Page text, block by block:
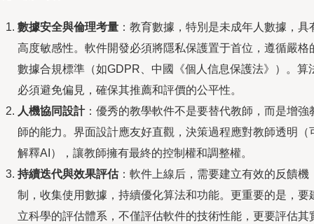
數據安全與倫理考量 ：教育數據，特別是未成年人數據，具
高度敏感性。軟件開發必須將隱私保護置于首位，遵循嚴格
數據合規標準（如GDPR、中國《個人信息保護法》）。算
必須避免偏見，確保其推薦和評價的公平性。
人機協同設計：優秀的教學軟件不是要替代教師，而是增強
師的能力。界面設計應友好直觀，決策過程應對教師透明（
解釋AI），讓教師擁有最終的控制權和調整權。
持續迭代與效果評估：軟件上線后，需要建立有效的反饋機
制，收集使用數據，持續優化算法和功能。更重要的是，要
立科學的評估體系，不僅評估軟件的技術性能，更要評估其